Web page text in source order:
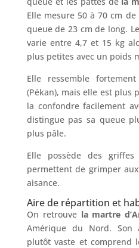
Elle mesure 50 à 70 cm
queue de 23 cm de long.
varie entre 4,7 et 15 kg
plus petites avec un poids
Elle ressemble
(Pékan), mais elle est plus
la confondre facilement
distingue pas sa queue
plus pâle.
Elle possède des
permettent de grimper
aisance.
Aire de répartition et
On retrouve la martre
Amérique du Nord.
plutôt vaste et comprend